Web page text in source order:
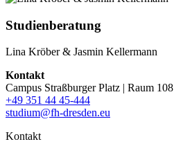
Studienberatung
Lina Kröber & Jasmin Kellermann
Kontakt
Campus Straßburger Platz | Raum 108
+49 351 44 45-444
studium@fh-dresden.eu
Kontakt